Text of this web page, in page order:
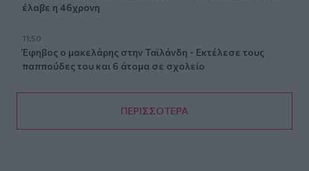
έλαβε η 46χρονη
11:50
Έφηβος ο μακελάρης στην Ταϊλάνδη - Εκτέλεσε τους
παππούδες του και 6 άτομα σε σχολείο
ΠΕΡΙΣΣΟΤΕΡΑ